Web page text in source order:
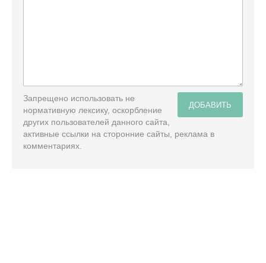
ДОБАВИТЬ
Запрещено использовать не
нормативную лексику, оскорбление
других пользователей данного сайта,
активные ссылки на сторонние сайты, реклама в
комментариях.